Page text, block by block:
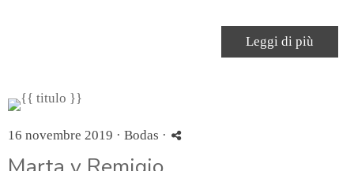
Leggi di più
16 novembre 2019 · Bodas ·